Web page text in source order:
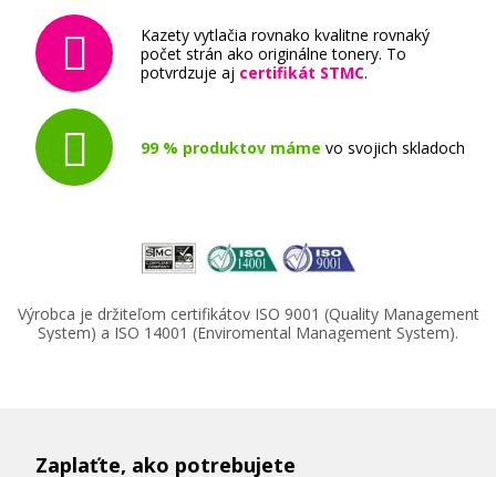
Kazety vytlačia rovnako kvalitne rovnaký
počet strán ako originálne tonery. To
potvrdzuje aj certifikát STMC.
99 % produktov máme vo svojich skladoch
Výrobca je držiteľom certifikátov ISO 9001 (Quality Management
System) a ISO 14001 (Enviromental Management System).
Zaplaťte, ako potrebujete